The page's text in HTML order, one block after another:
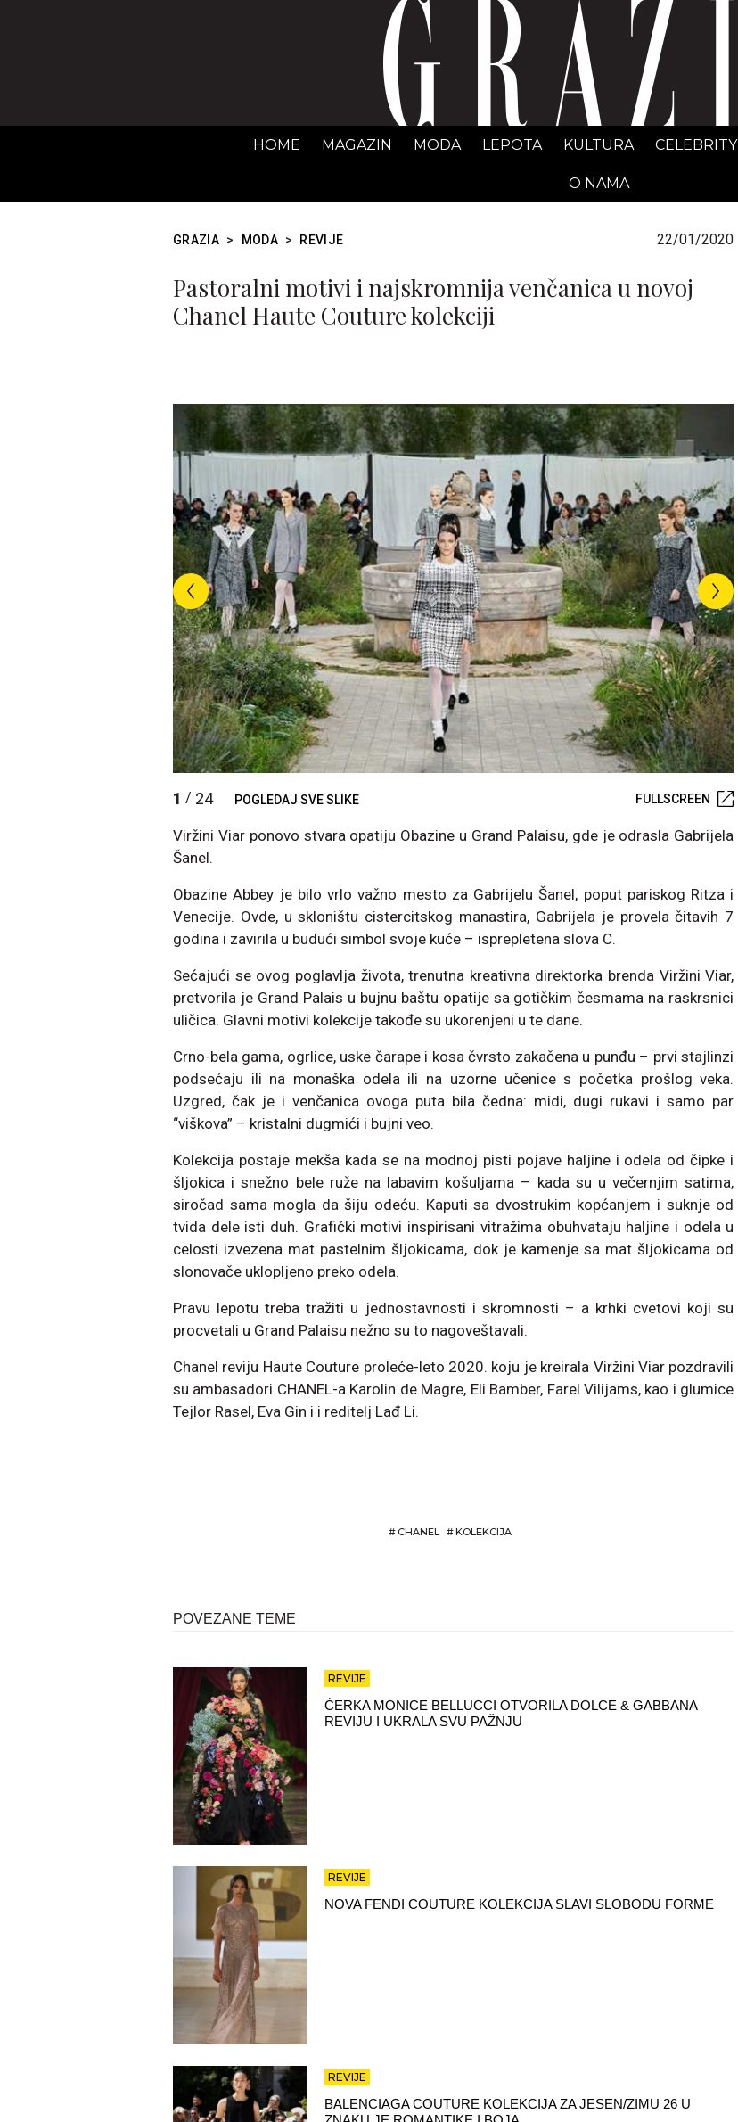
GRAZIA Srbija
HOME MAGAZIN MODA LEPOTA KULTURA CELEBRITY
O NAMA
GRAZIA > MODA > REVIJE 22/01/2020
Pastoralni motivi i najskromnija venčanica u novoj
Chanel Haute Couture kolekciji
1 / 24 POGLEDAJ SVE SLIKE FULLSCREEN
Viržini Viar ponovo stvara opatiju Obazine u Grand Palaisu, gde je odrasla Gabrijela
Šanel.
Obazine Abbey je bilo vrlo važno mesto za Gabrijelu Šanel, poput pariskog Ritza i
Venecije. Ovde, u skloništu cistercitskog manastira, Gabrijela je provela čitavih 7
godina i zavirila u budući simbol svoje kuće – isprepletena slova C.
Sećajući se ovog poglavlja života, trenutna kreativna direktorka brenda Viržini Viar,
pretvorila je Grand Palais u bujnu baštu opatije sa gotičkim česmama na raskrsnici
uličica. Glavni motivi kolekcije takođe su ukorenjeni u te dane.
Crno-bela gama, ogrlice, uske čarape i kosa čvrsto zakačena u punđu – prvi stajlinzi
podsećaju ili na monaška odela ili na uzorne učenice s početka prošlog veka.
Uzgred, čak je i venčanica ovoga puta bila čedna: midi, dugi rukavi i samo par
“viškova” – kristalni dugmići i bujni veo.
Kolekcija postaje mekša kada se na modnoj pisti pojave haljine i odela od čipke i
šljokica i snežno bele ruže na labavim košuljama – kada su u večernjim satima,
siročad sama mogla da šiju odeću. Kaputi sa dvostrukim kopćanjem i suknje od
tvida dele isti duh. Grafički motivi inspirisani vitražima obuhvataju haljine i odela u
celosti izvezena mat pastelnim šljokicama, dok je kamenje sa mat šljokicama od
slonovače uklopljeno preko odela.
Pravu lepotu treba tražiti u jednostavnosti i skromnosti – a krhki cvetovi koji su
procvetali u Grand Palaisu nežno su to nagoveštavali.
Chanel reviju Haute Couture proleće-leto 2020. koju je kreirala Viržini Viar pozdravili
su ambasadori CHANEL-a Karolin de Magre, Eli Bamber, Farel Vilijams, kao i glumice
Tejlor Rasel, Eva Gin i i reditelj Lađ Li.
# CHANEL #KOLEKCIJA
POVEZANE TEME
REVIJE
ĆERKA MONICE BELLUCCI OTVORILA DOLCE & GABBANA
REVIJU I UKRALA SVU PAŽNJU
REVIJE
NOVA FENDI COUTURE KOLEKCIJA SLAVI SLOBODU FORME
REVIJE
BALENCIAGA COUTURE KOLEKCIJA ZA JESEN/ZIMU 26 U